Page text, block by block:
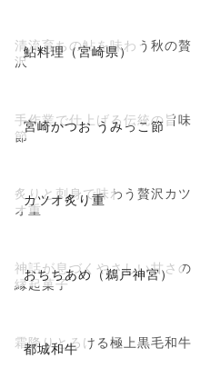
鮎料理（宮崎県）
清流育ちの鮎を味わう秋の贅
沢
宮崎かつお うみっこ節
手作業で仕上げる伝統の旨味
節
カツオ炙り重
炙りと刺身で味わう贅沢カツ
オ重
おちちあめ（鵜戸神宮）
神話が息づくやさしい甘さの
縁起菓子
都城和牛
霜降りとろける極上黒毛和牛